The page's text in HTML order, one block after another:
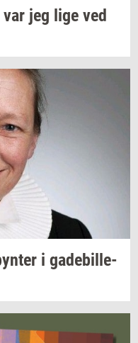
var jeg lige ved
i ga­de­bil­le­